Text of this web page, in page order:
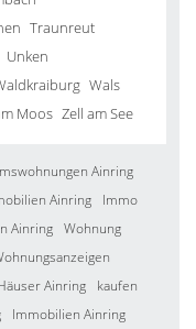
Traunreut
Unken
Wals
Moos Zell am See
Ainring
Ainring
Immo
Ainring Wohnung
Ainring
kaufen
Immobilien Ainring